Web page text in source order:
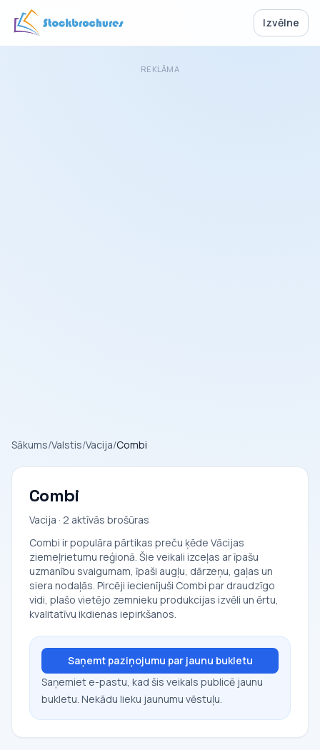
Izvēlne
REKLĀMA
Sākums/Valstis/Vacija/Combi
Combi
Vacija · 2 aktīvās brošūras
Combi ir populāra pārtikas preču ķēde Vācijas
ziemeļrietumu reģionā. Šie veikali izceļas ar īpašu
uzmanību svaigumam, īpaši augļu, dārzeņu, gaļas un
siera nodaļās. Pircēji iecienījuši Combi par draudzīgo
vidi, plašo vietējo zemnieku produkcijas izvēli un ērtu,
kvalitatīvu ikdienas iepirkšanos.
Saņemt paziņojumu par jaunu bukletu
Saņemiet e-pastu, kad šis veikals publicē jaunu
bukletu. Nekādu lieku jaunumu vēstuļu.